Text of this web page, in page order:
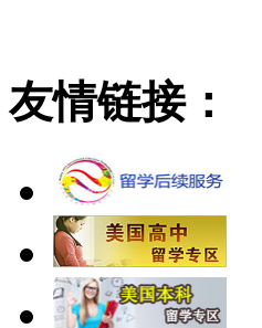
友情链接：